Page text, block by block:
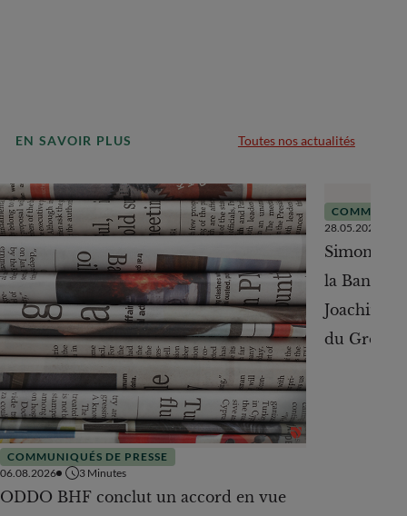
EN SAVOIR PLUS Toutes nos actualités
COMMUNIQUÉS DE PRESSE
06.08.2026
3 Minutes
ODDO BHF conclut un accord en vue
28.05.2026
Simone
la Banque
Joachim
du